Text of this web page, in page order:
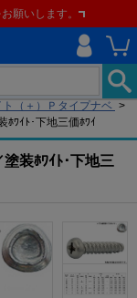
願いします。
（＋）Ｐタイプナベ >
ﾎﾜｲﾄ･下地三価ﾎﾜｲ
装ﾎﾜｲﾄ･下地三